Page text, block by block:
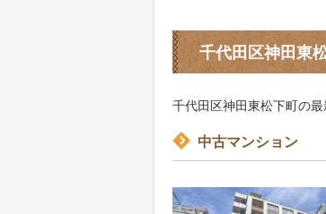
千代田区神田東
千代田区神田東松下町の最
中古マンション